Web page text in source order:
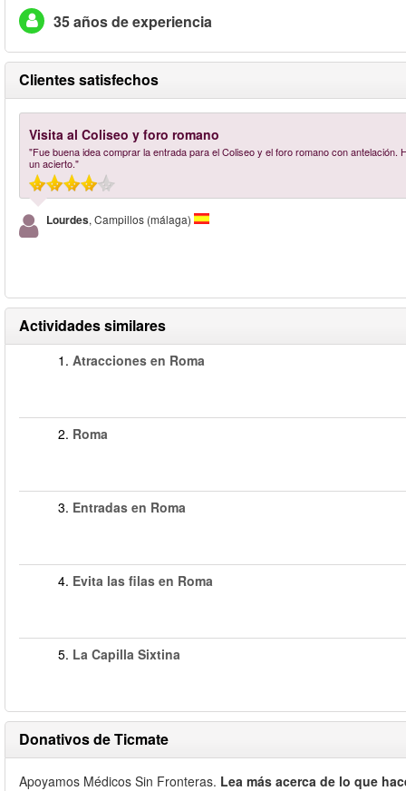
35 años de experiencia
Clientes satisfechos
Visita al Coliseo y foro romano
"Fue buena idea comprar la entrada para el Coliseo y el foro romano con
un acierto."
Lourdes, Campillos (málaga)
Actividades similares
1. Atracciones en Roma
2. Roma
3. Entradas en Roma
4. Evita las filas en Roma
5. La Capilla Sixtina
Donativos de Ticmate
Apoyamos Médicos Sin Fronteras. Lea más acerca de lo que